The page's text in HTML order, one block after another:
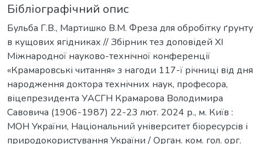
Бібліографічний опис
Бульба Г.В., Мартишко В.М. Фреза для обробітку ґрунту
в кущових ягідниках // Збірник тез доповідей ХI
Міжнародної науково-технічної конференції
«Крамаровські читання» з нагоди 117-ї річниці від дня
народження доктора технічних наук, професора,
віцепрезидента УАСГН Крамарова Володимира
Савовича (1906-1987) 22-23 лют. 2024 р., м. Київ :
МОН України, Національний університет біоресурсів і
природокористування України / Орган. ком. гол. орг.